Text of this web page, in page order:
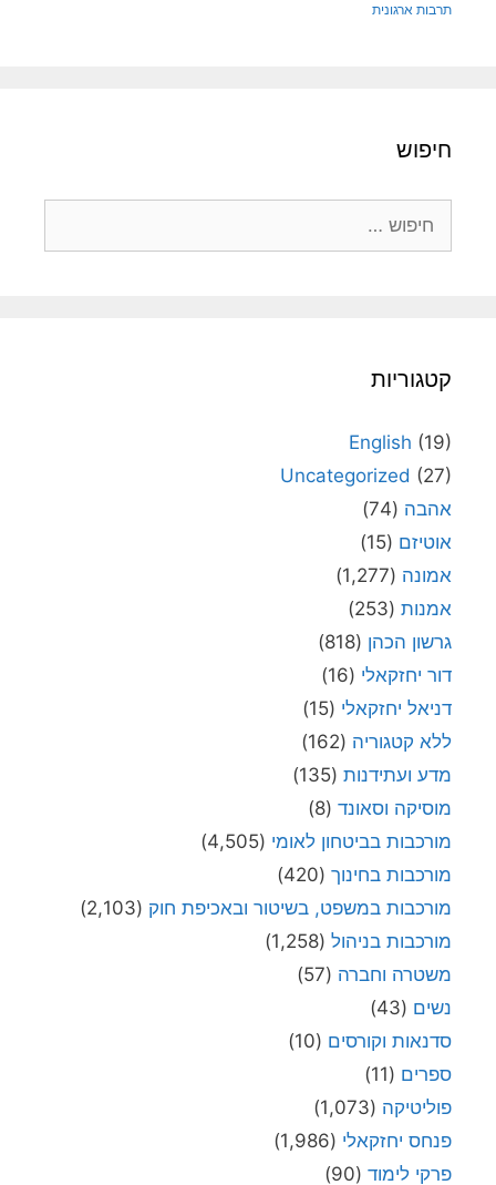
תרבות ארגונית
חיפוש
קטגוריות
English (19)
Uncategorized (27)
אהבה (74)
אוטיזם (15)
אמונה (1,277)
אמנות (253)
גרשון הכהן (818)
דור יחזקאלי (16)
דניאל יחזקאלי (15)
ללא קטגוריה (162)
מדע ועתידנות (135)
מוסיקה וסאונד (8)
מורכבות בביטחון לאומי (4,505)
מורכבות בחינוך (420)
מורכבות במשפט, בשיטור ובאכיפת חוק (2,103)
מורכבות בניהול (1,258)
משטרה וחברה (57)
נשים (43)
סדנאות וקורסים (10)
ספרים (11)
פוליטיקה (1,073)
פנחס יחזקאלי (1,986)
פרקי לימוד (90)